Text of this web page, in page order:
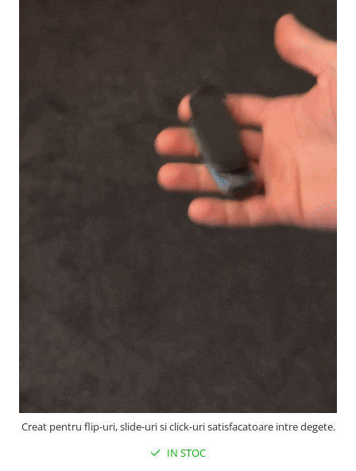
Creat pentru flip-uri, slide-uri si click-uri satisfacatoare intre degete.
IN STOC